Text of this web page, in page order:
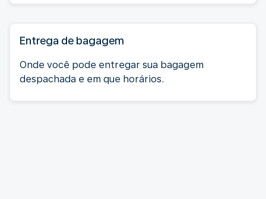
Entrega de bagagem
Onde você pode entregar sua bagagem
despachada e em que horários.